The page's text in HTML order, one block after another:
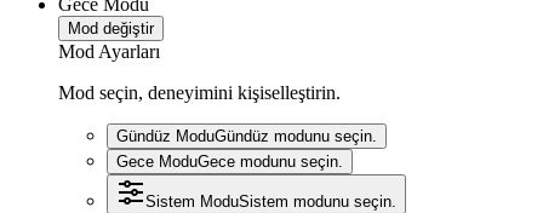
Gece Modu
Mod değiştir
Mod Ayarları
Mod seçin, deneyimini kişiselleştirin.
Gündüz ModuGündüz modunu seçin.
Gece ModuGece modunu seçin.
Sistem ModuSistem modunu seçin.